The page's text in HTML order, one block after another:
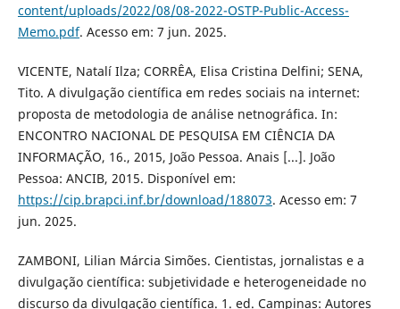
content/uploads/2022/08/08-2022-OSTP-Public-Access-
Memo.pdf. Acesso em: 7 jun. 2025.
VICENTE, Natalí Ilza; CORRÊA, Elisa Cristina Delfini; SENA,
Tito. A divulgação científica em redes sociais na internet:
proposta de metodologia de análise netnográfica. In:
ENCONTRO NACIONAL DE PESQUISA EM CIÊNCIA DA
INFORMAÇÃO, 16., 2015, João Pessoa. Anais [...]. João
Pessoa: ANCIB, 2015. Disponível em:
https://cip.brapci.inf.br/download/188073. Acesso em: 7
jun. 2025.
ZAMBONI, Lilian Márcia Simões. Cientistas, jornalistas e a
divulgação científica: subjetividade e heterogeneidade no
discurso da divulgação científica. 1. ed. Campinas: Autores